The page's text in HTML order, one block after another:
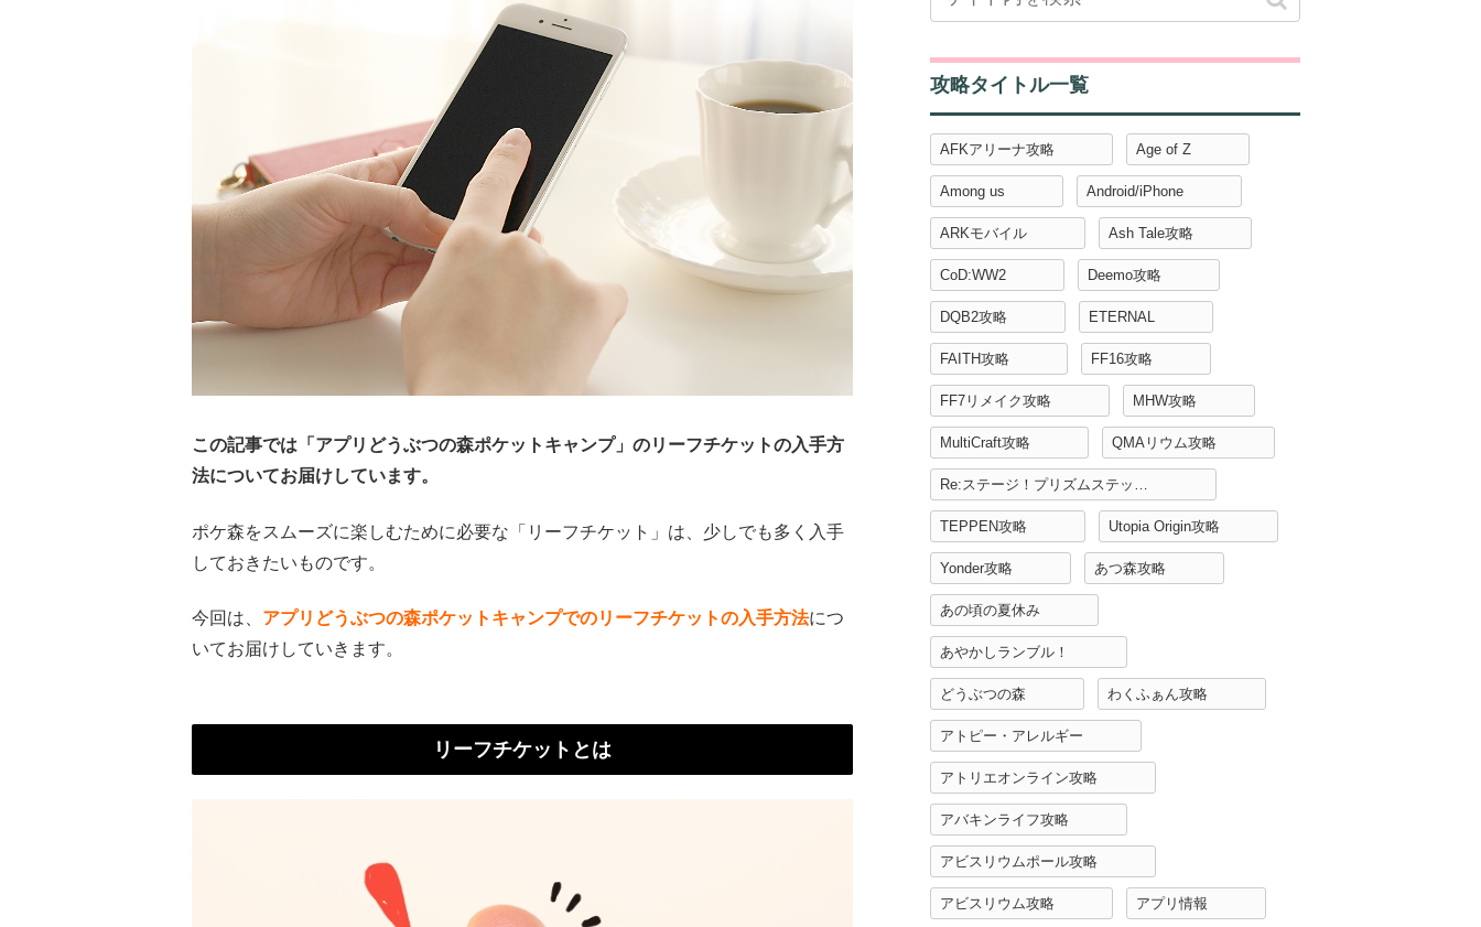
この記事では「アプリどうぶつの森ポケットキャンプ」のリーフチケットの入手方
法についてお届けしています。
ポケ森をスムーズに楽しむために必要な「リーフチケット」は、少しでも多く入手
しておきたいものです。
今回は、 アプリどうぶつの森ポケットキャンプでのリーフチケットの入手方法につ
いてお届けしていきます。
リーフチケットとは
攻略タイトル一覧
AFKアリーナ攻略 Age of Z
Among us Android/iPhone
ARKモバイル Ash Tale攻略
CoD:WW2 Deemo攻略
DQB2攻略 ETERNAL
FAITH攻略 FF16攻略
FF7リメイク攻略 MHW攻略
MultiCraft攻略 QMAリウム攻略
TEPPEN攻略 Utopia Origin攻略
Yonder攻略 あつ森攻略
あの頃の夏休み
あやかしランブル！
どうぶつの森 わくふぁん攻略
アトピー・アレルギー
アトリエオンライン攻略
アバキンライフ攻略
アビスリウムポール攻略
アビスリウム攻略 アプリ情報